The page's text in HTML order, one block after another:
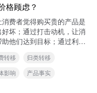
格顾虑？
费者觉得购买贵的产品是
坏；通过打击动机，让消
他们达到目标；通过利用
转移
归类转移
影响
产品事实